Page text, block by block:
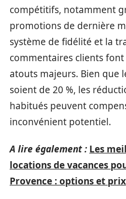
compétitifs, notamment
promotions de dernière
système de fidélité et la
commentaires clients
atouts majeurs. Bien que
soient de 20 %, les
habitués peuvent
inconvénient potentiel.
A lire également : Les
locations de vacances
Provence : options et prix